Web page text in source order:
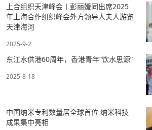
上合组织天津峰会丨彭丽媛同出席2025
年上海合作组织峰会外方领导人夫人游览
天津海河
2025-9-2
东江水供港60周年，香港青年“饮水思源”
2025-8-18
中国纳米专利数量居全球首位 纳米科技
成果集中亮相